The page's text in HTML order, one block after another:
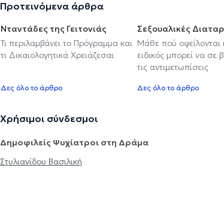
Προτεινόμενα άρθρα
Νταντάδες της Γειτονιάς
Τι περιλαμβάνει το Πρόγραμμα και
τι Δικαιολογητικά Χρειάζεσαι
Δες όλο το άρθρο
Σεξουαλικές
Μάθε πού οφείλονται
ειδικός μπορεί να σε
τις αντιμετωπίσεις
Δες όλο το άρθρο
Χρήσιμοι σύνδεσμοι
Δημοφιλείς Ψυχίατροι στη Δράμα
Στυλιανίδου Βασιλική